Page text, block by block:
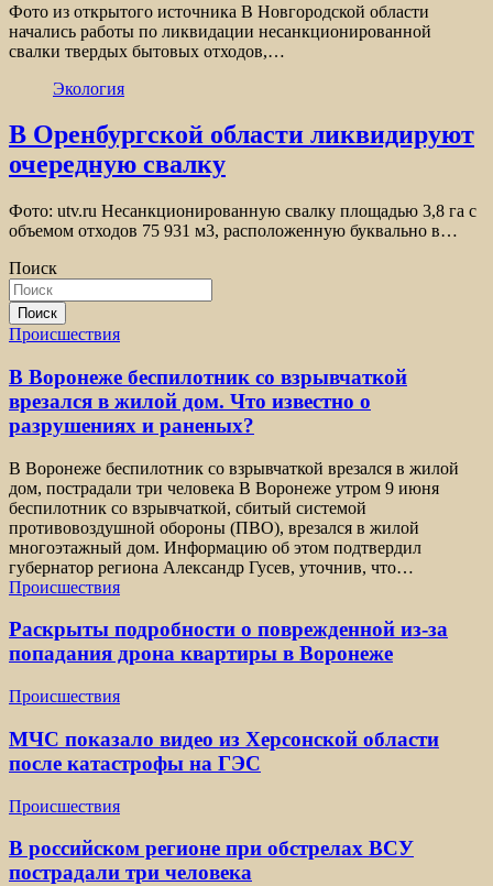
Фото из открытого источника В Новгородской области
начались работы по ликвидации несанкционированной
свалки твердых бытовых отходов,…
Экология
В Оренбургской области ликвидируют
очередную свалку
Фото: utv.ru Несанкционированную свалку площадью 3,8 га с
объемом отходов 75 931 м3, расположенную буквально в…
Поиск
Поиск
Происшествия
В Воронеже беспилотник со взрывчаткой
врезался в жилой дом. Что известно о
разрушениях и раненых?
В Воронеже беспилотник со взрывчаткой врезался в жилой
дом, пострадали три человека В Воронеже утром 9 июня
беспилотник со взрывчаткой, сбитый системой
противовоздушной обороны (ПВО), врезался в жилой
многоэтажный дом. Информацию об этом подтвердил
губернатор региона Александр Гусев, уточнив, что…
Происшествия
Раскрыты подробности о поврежденной из-за
попадания дрона квартиры в Воронеже
Происшествия
МЧС показало видео из Херсонской области
после катастрофы на ГЭС
Происшествия
В российском регионе при обстрелах ВСУ
пострадали три человека